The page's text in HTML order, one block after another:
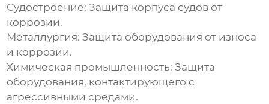
Судостроение: Защита корпуса судов от
коррозии.
Металлургия: Защита оборудования от износа
и коррозии.
Химическая промышленность: Защита
оборудования, контактирующего с
агрессивными средами.